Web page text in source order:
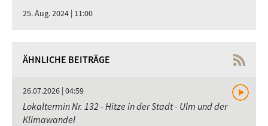
25. Aug. 2024 | 11:00
ÄHNLICHE BEITRÄGE
26.07.2026 | 04:59
Lokaltermin Nr. 132 - Hitze in der Stadt - Ulm und der
Klimawandel